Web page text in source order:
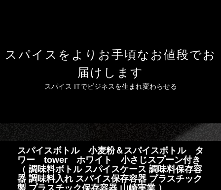
スパイスをよりお手頃なお値段でお
届けします
スパイス ITでビジネスを生まれ変わらせる
スパイスボトル 小麦粉＆スパイスボトル タ
ワー tower ホワイト 小さじスプーン付き
（ 調味料ボトル スパイスケース 調味料保存容
器 調味料入れ スパイス保存容器 プラスチック
製 プラスチック保存容器 山崎実業 ）